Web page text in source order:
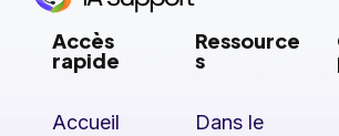
Accès
rapide
Accueil
Ressource
s
Dans le